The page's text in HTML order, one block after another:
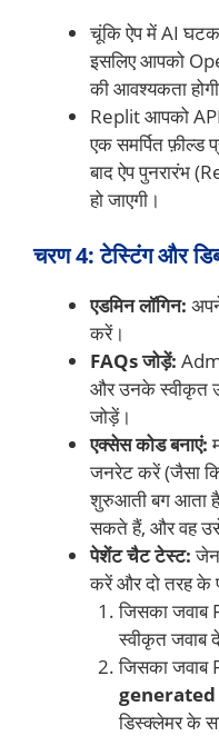
चूंकि ऐप में AI
इसलिए आपको
की आवश्यकता
Replit आपको
एक समर्पित फ़ील्ड
बाद ऐप पुनरारंभ
हो जाएगी।
चरण 4: टेस्टिंग और
एडमिन लॉगिन:
करें।
FAQs जोड़ें:
और उनके स्वीकृत
जोड़ें।
एक्सेस कोड बनाएं:
जनरेट करें (जैसा कि
शुरुआती बग आता
सकते हैं, और वह
पेशेंट चैट टेस्ट:
करें और दो तरह के
जिसका जवाब
स्वीकृत जवाब
जिसका जवाब
डिस्क्लेमर के